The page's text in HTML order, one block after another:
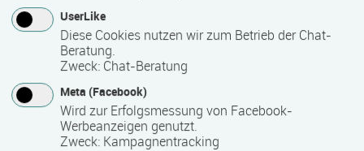
monatliche Starttermine
Mindest­teilnehmer­anzahl
12
UserLike
Diese Cookies nutzen wir zum Betrieb der Chat-
Beratung.
Zweck: Chat-Beratung
Meta (Facebook)
Wird zur Erfolgsmessung von Facebook-
Werbeanzeigen genutzt.
Zweck: Kampagnentracking